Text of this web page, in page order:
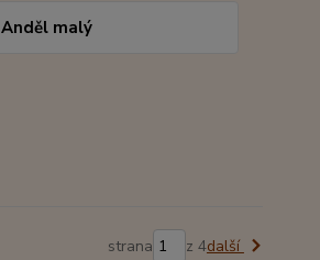
Anděl malý
strana z 4další